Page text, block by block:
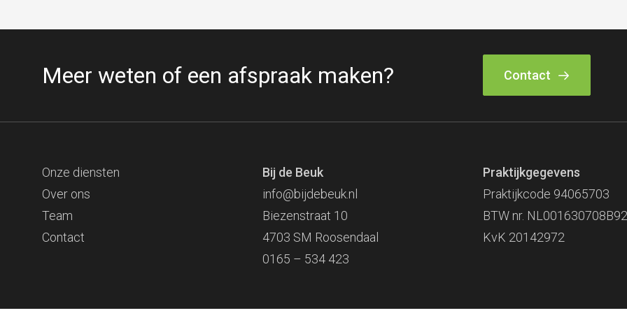
Meer weten of een afspraak maken? Contact
Onze diensten
Over ons
Team
Contact
Bij de Beuk
info@bijdebeuk.nl
Biezenstraat 10
4703 SM Roosendaal
0165 – 534 423
Praktijkgegevens
Praktijkcode 94065703
BTW nr. NL001630708B92
KvK 20142972